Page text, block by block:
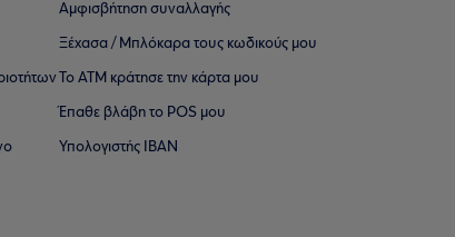
Αμφισβήτηση συναλλαγής
Ξέχασα / Μπλόκαρα τους κωδικούς μου
Το ΑΤΜ κράτησε την κάρτα μου
Έπαθε βλάβη το POS μου
Υπολογιστής IBAN